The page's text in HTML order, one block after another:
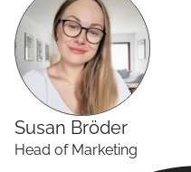
Susan Bröder
Head of Marketing